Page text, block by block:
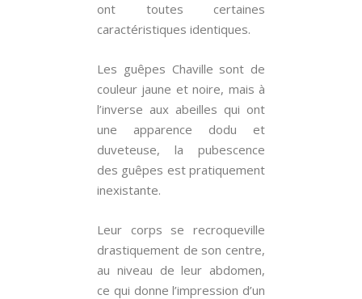
ont toutes certaines
caractéristiques identiques.
Les guêpes Chaville sont de
couleur jaune et noire, mais à
l’inverse aux abeilles qui ont
une apparence dodu et
duveteuse, la pubescence
des guêpes est pratiquement
inexistante.
Leur corps se recroqueville
drastiquement de son centre,
au niveau de leur abdomen,
ce qui donne l’impression d’un